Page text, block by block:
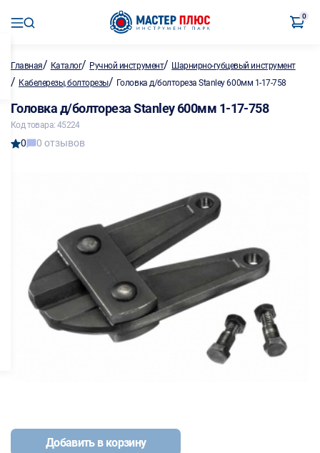
0
Главная/ Каталог/ Ручной инструмент/ Шарнирно-губцевый инструмент
/ Кабелерезы, болторезы/ Головка д/болтореза Stanley 600мм 1-17-758
Головка д/болтореза Stanley 600мм 1-17-758
Код товара: 45224
0 0 отзывов
Добавить в корзину